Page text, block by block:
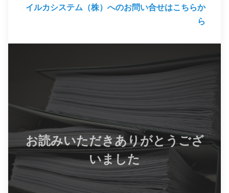
イルカシステム（株）へのお問い合せはこちらか
ら
お読みいただきありがとうござ
いました